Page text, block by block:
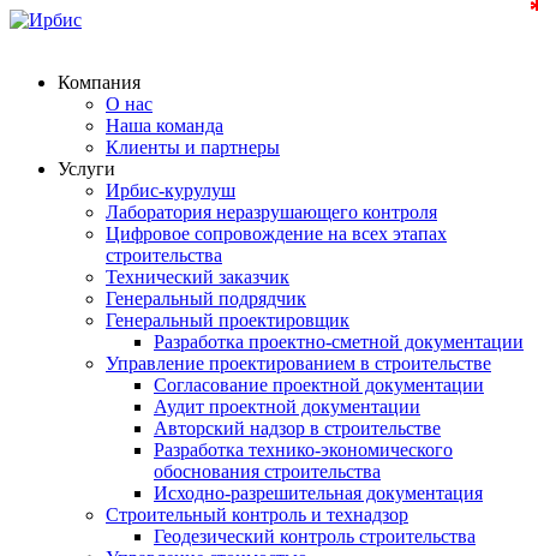
Компания
О нас
Наша команда
Клиенты и партнеры
Услуги
Ирбис-курулуш
Лаборатория неразрушающего контроля
Цифровое сопровождение на всех этапах
строительства
Технический заказчик
Генеральный подрядчик
Генеральный проектировщик
Разработка проектно-сметной документации
Управление проектированием в строительстве
Согласование проектной документации
Аудит проектной документации
Авторский надзор в строительстве
Разработка технико-экономического
обоснования строительства
Исходно-разрешительная документация
Строительный контроль и технадзор
Геодезический контроль строительства